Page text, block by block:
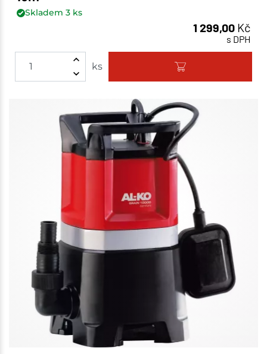
Skladem 3ks
1 299,00 Kč
s DPH
ks